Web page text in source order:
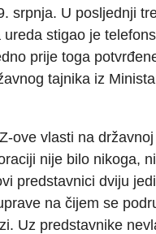
srpnja. U posljednji
ureda stigao je
prije toga
tajnika iz
ove vlasti na
nije bilo nikoga,
predstavnici dviju
na čijem se
Uz predstavnike